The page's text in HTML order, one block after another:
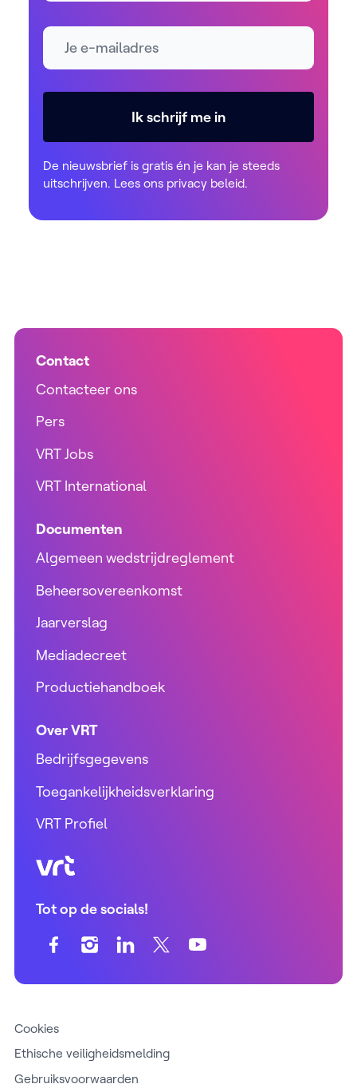
E-mailadres *
Ik schrijf me in
De nieuwsbrief is gratis én je kan je steeds
uitschrijven. Lees ons privacy beleid.
Contact
Contacteer ons
Pers
VRT Jobs
VRT International
Documenten
Algemeen wedstrijdreglement
Beheersovereenkomst
Jaarverslag
Mediadecreet
Productiehandboek
Over VRT
Bedrijfsgegevens
Toegankelijkheidsverklaring
VRT Profiel
VRT (home)
Tot op de socials!
Cookies
Ethische veiligheidsmelding
Gebruiksvoorwaarden